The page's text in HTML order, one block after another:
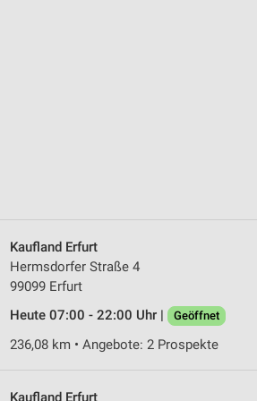
Kaufland Erfurt
Hermsdorfer Straße 4
99099 Erfurt
Heute 07:00 - 22:00 Uhr |
Geöffnet
236,08 km • Angebote: 2 Prospekte
Kaufland Erfurt